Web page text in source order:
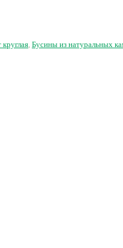
, Бусины из натуральных